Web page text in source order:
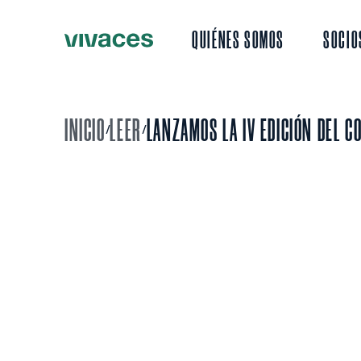
QUIÉNES SOMOS
INICIO/LEER /LANZAMOS LA IV EDICIÓN DEL